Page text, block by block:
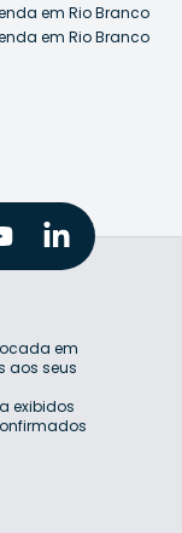
em Rio Branco
em Rio Branco
em
aos seus
exibidos